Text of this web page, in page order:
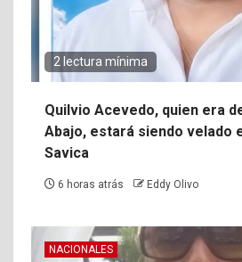
2 lectura mínima
Quilvio Acevedo, quien era
Abajo, estará siendo velado
Savica
6 horas atrás Eddy Olivo
NACIONALES